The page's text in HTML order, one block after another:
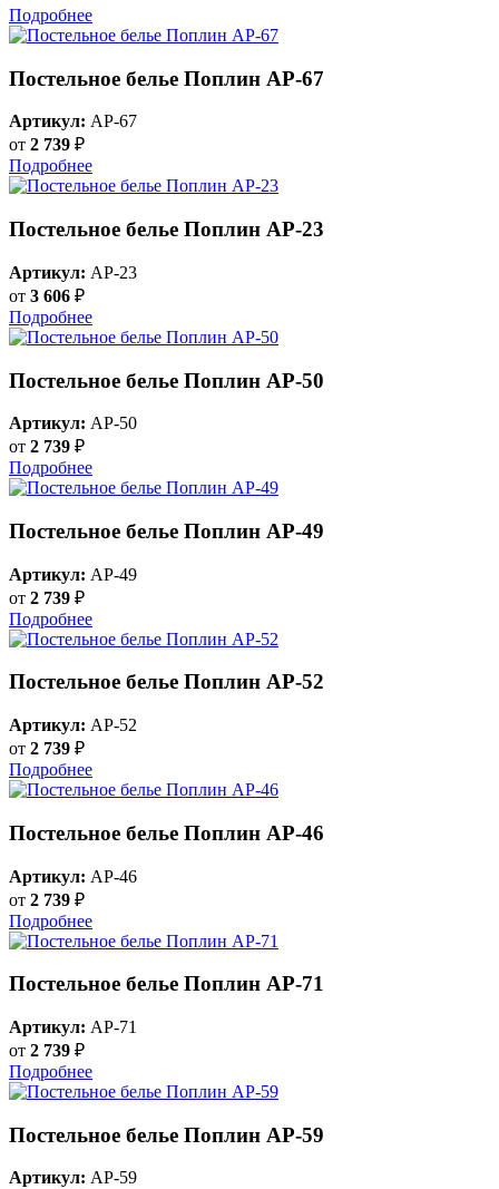
Подробнее
Постельное белье Поплин AP-67
Артикул: AP-67
от 2 739 ₽
Подробнее
Постельное белье Поплин AP-23
Артикул: AP-23
от 3 606 ₽
Подробнее
Постельное белье Поплин AP-50
Артикул: AP-50
от 2 739 ₽
Подробнее
Постельное белье Поплин AP-49
Артикул: AP-49
от 2 739 ₽
Подробнее
Постельное белье Поплин AP-52
Артикул: AP-52
от 2 739 ₽
Подробнее
Постельное белье Поплин AP-46
Артикул: AP-46
от 2 739 ₽
Подробнее
Постельное белье Поплин AP-71
Артикул: AP-71
от 2 739 ₽
Подробнее
Постельное белье Поплин AP-59
Артикул: AP-59